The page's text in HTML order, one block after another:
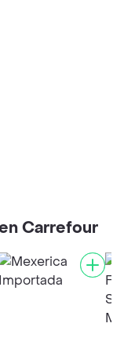
Carrefour